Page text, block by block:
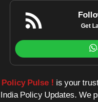
Get
Policy Pulse ! is your
India Policy Updates. We